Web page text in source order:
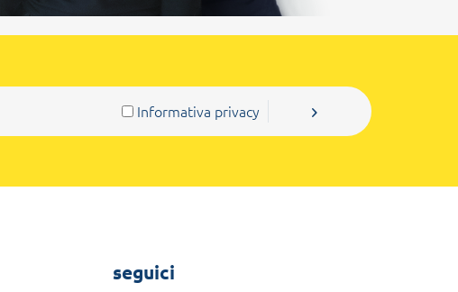
Informativa privacy
seguici